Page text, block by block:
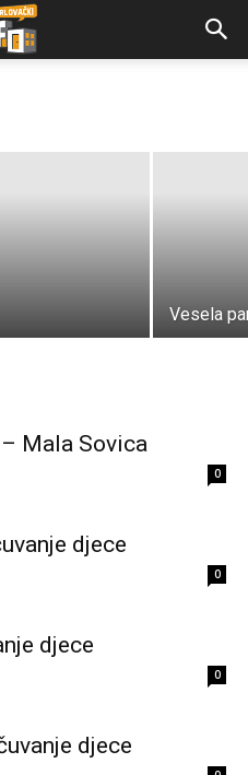
Vesela
Mala Sovica
0
djece
0
djece
0
djece